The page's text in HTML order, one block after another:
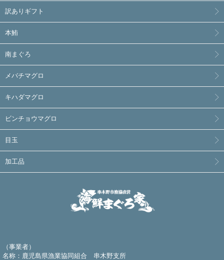
訳ありギフト
本鮪
南まぐろ
メバチマグロ
キハダマグロ
ビンチョウマグロ
目玉
加工品
（事業者）
名称：鹿児島県漁業協同組合 串木野支所